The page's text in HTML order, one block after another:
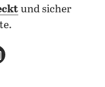
und sicher
teilen
Mail teilen